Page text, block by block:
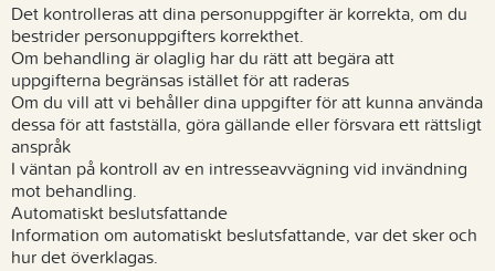
Det kontrolleras att dina personuppgifter är korrekta, om du
bestrider personuppgifters korrekthet.
Om behandling är olaglig har du rätt att begära att
uppgifterna begränsas istället för att raderas
Om du vill att vi behåller dina uppgifter för att kunna använda
dessa för att fastställa, göra gällande eller försvara ett rättsligt
anspråk
I väntan på kontroll av en intresseavvägning vid invändning
mot behandling.
Automatiskt beslutsfattande
Information om automatiskt beslutsfattande, var det sker och
hur det överklagas.